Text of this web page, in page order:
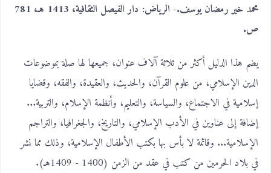
محمد خير رمضان يوسف.- الرياض: دار الفيصل الثقافية، 1413 هـ، 781
ص.
يضم هذا الدليل أكثر من ثلاثة آلاف عنوان، جميعها لها صلة بموضوعات
الدين الإسلامي، من علوم القرآن، والحديث، والعقيدة، والفقه، وقضايا
إسلامية في الاجتماع، والسياسة، والتعليم، وأنظمة الإسلام، والتربية...
إضافة إلى عناوين في الأدب الإسلامي، والتاريخ، والجغرافيا، والتراجم
الإسلامية... وقائمة لا بأس بها بكتب الأطفال الإسلامية، وذلك مما نشر
في بلاد الحرمين من كتب في عقد من الزمن (1400 - 1409هـ).